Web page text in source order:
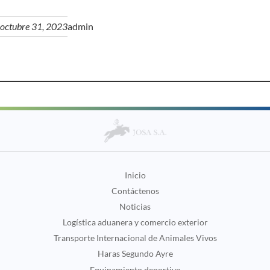
octubre 31, 2023admin
Inicio
Contáctenos
Noticias
Logística aduanera y comercio exterior
Transporte Internacional de Animales Vivos
Haras Segundo Ayre